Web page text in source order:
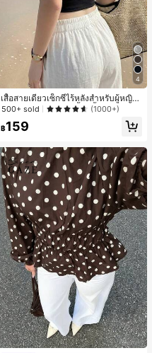
4
เสื้อสายเดี่ยวเซ็กซี่ไร้หลังสำหรับผู้หญิง
พร้อมบราแบบมีฟองน้ำ, เสื้อกล้ามแขน
500+ sold (1000+)
฿159